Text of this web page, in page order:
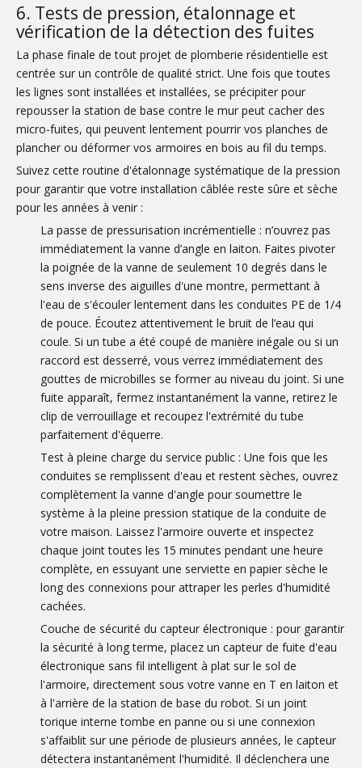
6. Tests de pression, étalonnage et
vérification de la détection des fuites
La phase finale de tout projet de plomberie résidentielle est
centrée sur un contrôle de qualité strict. Une fois que toutes
les lignes sont installées et installées, se précipiter pour
repousser la station de base contre le mur peut cacher des
micro-fuites, qui peuvent lentement pourrir vos planches de
plancher ou déformer vos armoires en bois au fil du temps.
Suivez cette routine d'étalonnage systématique de la pression
pour garantir que votre installation câblée reste sûre et sèche
pour les années à venir :
La passe de pressurisation incrémentielle : n’ouvrez pas
immédiatement la vanne d’angle en laiton. Faites pivoter
la poignée de la vanne de seulement 10 degrés dans le
sens inverse des aiguilles d'une montre, permettant à
l'eau de s'écouler lentement dans les conduites PE de 1/4
de pouce. Écoutez attentivement le bruit de l’eau qui
coule. Si un tube a été coupé de manière inégale ou si un
raccord est desserré, vous verrez immédiatement des
gouttes de microbilles se former au niveau du joint. Si une
fuite apparaît, fermez instantanément la vanne, retirez le
clip de verrouillage et recoupez l'extrémité du tube
parfaitement d'équerre.
Test à pleine charge du service public : Une fois que les
conduites se remplissent d'eau et restent sèches, ouvrez
complètement la vanne d'angle pour soumettre le
système à la pleine pression statique de la conduite de
votre maison. Laissez l'armoire ouverte et inspectez
chaque joint toutes les 15 minutes pendant une heure
complète, en essuyant une serviette en papier sèche le
long des connexions pour attraper les perles d'humidité
cachées.
Couche de sécurité du capteur électronique : pour garantir
la sécurité à long terme, placez un capteur de fuite d'eau
électronique sans fil intelligent à plat sur le sol de
l'armoire, directement sous votre vanne en T en laiton et
à l'arrière de la station de base du robot. Si un joint
torique interne tombe en panne ou si une connexion
s'affaiblit sur une période de plusieurs années, le capteur
détectera instantanément l'humidité. Il déclenchera une